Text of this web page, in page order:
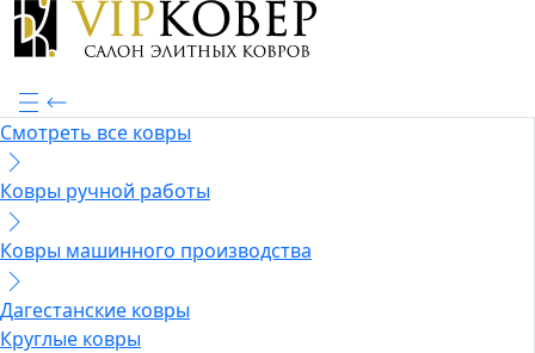
Смотреть все ковры
Ковры ручной работы
Ковры машинного производства
Дагестанские ковры
Круглые ковры